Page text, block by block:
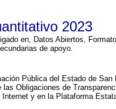
2023
en, Datos Abiertos,
de apoyo.
Pública del Estado de
Obligaciones de
y en la Plataforma